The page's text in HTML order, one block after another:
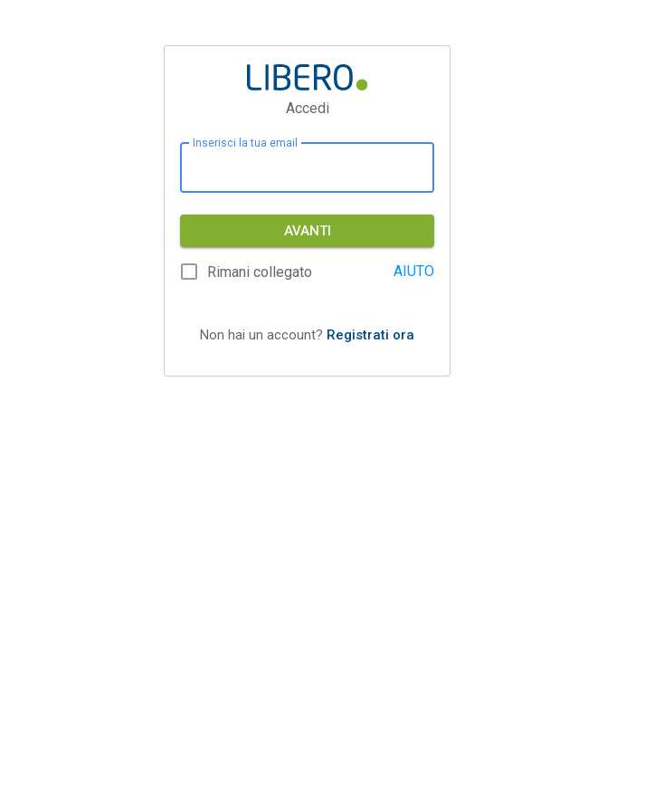
Accedi
Inserisci la tua email
AVANTI
Rimani collegato AIUTO
Non hai un account? Registrati ora